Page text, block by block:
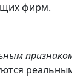
фирм.